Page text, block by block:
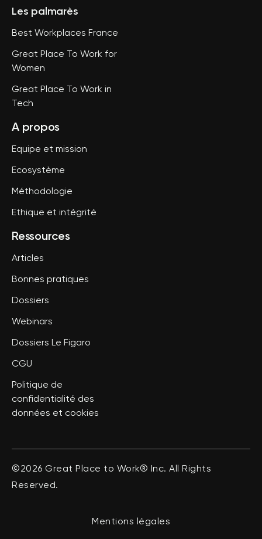
Les palmarès
Best Workplaces France
Great Place To Work for
Women
Great Place To Work in
Tech
A propos
Equipe et mission
Ecosystème
Méthodologie
Ethique et intégrité
Ressources
Articles
Bonnes pratiques
Dossiers
Webinars
Dossiers Le Figaro
CGU
Politique de
confidentialité des
données et cookies
©2026 Great Place to Work® Inc. All Rights
Reserved.
Mentions légales